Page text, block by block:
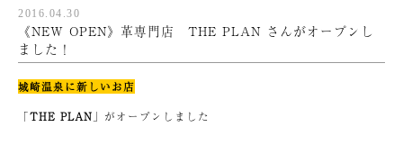
2016.04.30
《NEW OPEN》革専門店 THE PLAN さんがオープンし
ました！
城崎温泉に新しいお店
「THE PLAN 」がオープンしました